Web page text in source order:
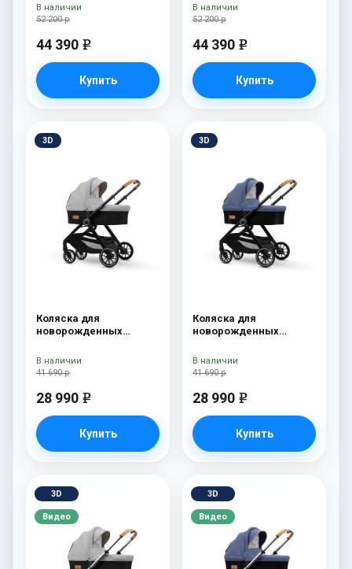
52 200 р
44 390 e
Купить
В наличии
52 200 р
44 390 e
Купить
В наличии
3D
Коляска для
новорожденных
41 690 р
28 990 e
Купить
В наличии
3D
Коляска для
новорожденных
41 690 р
28 990 e
Купить
В наличии
3D
Видео
3D
Видео